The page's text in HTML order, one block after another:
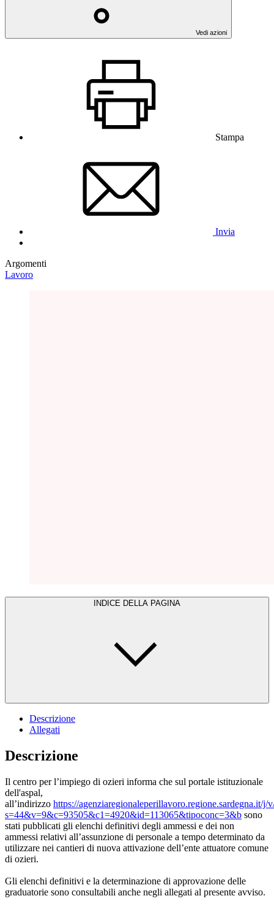
Vedi azioni
Stampa
Invia
Argomenti
Lavoro
INDICE DELLA PAGINA
Descrizione
Allegati
Descrizione
Il centro per l’impiego di ozieri informa che sul portale istituzionale
dell'aspal,
all’indirizzo https://agenziaregionaleperillavoro.regione.sardegna.it/j/
s=44&v=9&c=93505&c1=4920&id=113065&tipoconc=3&b sono
stati pubblicati gli elenchi definitivi degli ammessi e dei non
ammessi relativi all’assunzione di personale a tempo determinato da
utilizzare nei cantieri di nuova attivazione dell’ente attuatore comune
di ozieri.
Gli elenchi definitivi e la determinazione di approvazione delle
graduatorie sono consultabili anche negli allegati al presente avviso.